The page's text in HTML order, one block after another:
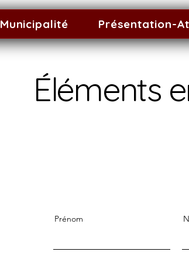
Municipalité Présentation-
Éléments
Prénom